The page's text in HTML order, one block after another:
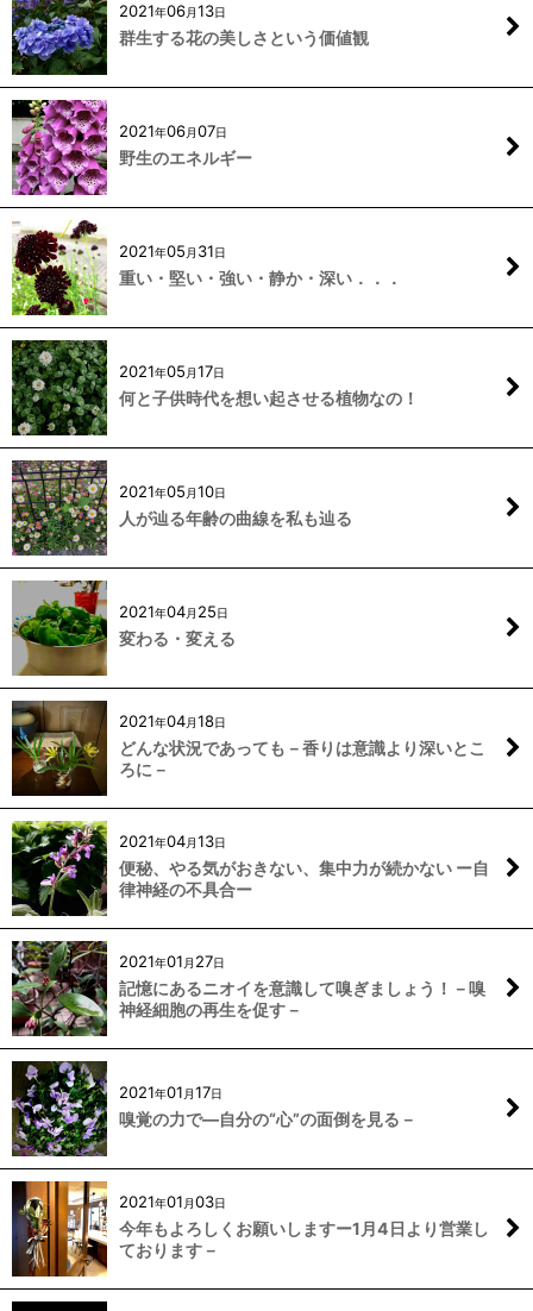
2021年06月13日
群生する花の美しさという価値観
2021年06月07日
野生のエネルギー
2021年05 月 31日
重い・堅い・強い・静か・深い．．．
2021年05 月17日
何と子供時代を想い起させる植物なの！
2021年05 月10日
人が辿る年齢の曲線を私も辿る
2021年04月 25日
変わる・変える
2021年04月18日
どんな状況であっても－香りは意識より深いとこ
ろに－
2021年04月13日
便秘、やる気がおきない、集中力が続かない ー自
律神経の不具合ー
2021年01 月 27日
記憶にあるニオイを意識して嗅ぎましょう！－嗅
神経細胞の再生を促す－
2021年01 月17日
嗅覚の力で―自分の“心”の面倒を見る－
2021年01 月03日
今年もよろしくお願いしますー1月4日より営業し
ております－